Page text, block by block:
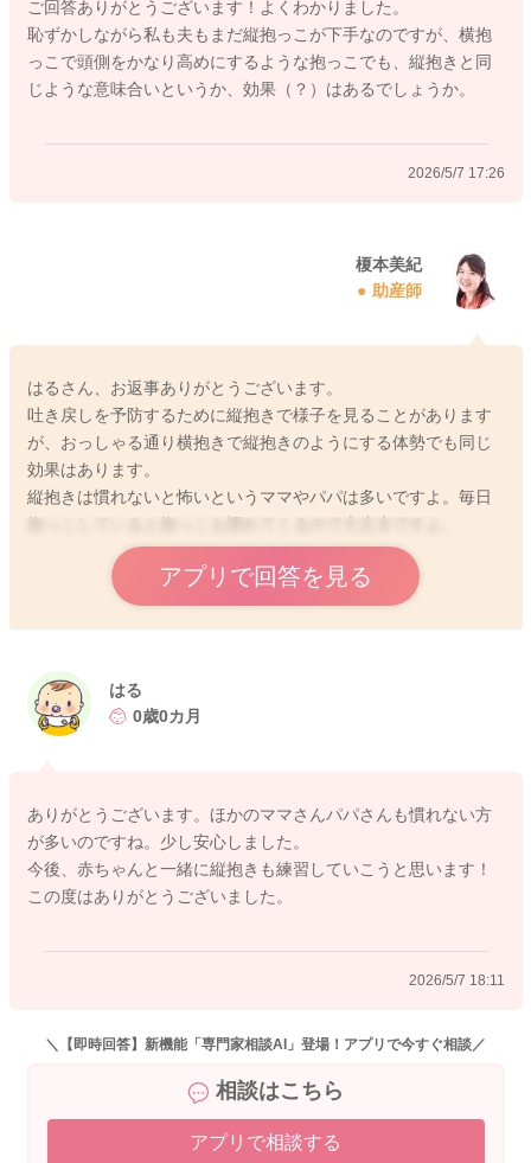
ご回答ありがとうございます！よくわかりました。
恥ずかしながら私も夫もまだ縦抱っこが下手なのですが、横抱
っこで頭側をかなり高めにするような抱っこでも、縦抱きと同
じような意味合いというか、効果（？）はあるでしょうか。
2026/5/7 17:26
榎本美紀
助産師
はるさん、お返事ありがとうございます。
吐き戻しを予防するために縦抱きで様子を見ることがあります
が、おっしゃる通り横抱きで縦抱きのようにする体勢でも同じ
効果はあります。
縦抱きは慣れないと怖いというママやパパは多いですよ。毎日
アプリで回答を見る
2026/5/7 18:08
はる
0歳0カ月
ありがとうございます。ほかのママさんパパさんも慣れない方
が多いのですね。少し安心しました。
今後、赤ちゃんと一緒に縦抱きも練習していこうと思います！
この度はありがとうございました。
2026/5/7 18:11
＼【即時回答】新機能「専門家相談AI」登場！アプリで今すぐ相談／
相談はこちら
アプリで相談する